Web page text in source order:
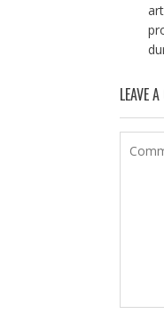
LEAVE